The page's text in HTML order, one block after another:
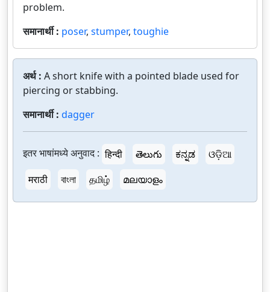
problem.
समानार्थी : poser, stumper, toughie
अर्थ : A short knife with a pointed blade used for
piercing or stabbing.
समानार्थी : dagger
इतर भाषांमध्ये अनुवाद : हिन्दी తెలుగు ಕನ್ನಡ
ଓଡ଼ିଆ
मराठी
বাংলা தமிழ் മലയാളം